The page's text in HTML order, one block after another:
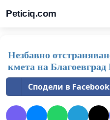
Peticiq.com
Незбавно
кмета на
Сподели в Facebook